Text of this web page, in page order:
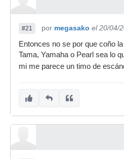
#21 por megasako el 20/04/
Entonces no se por que coño
Tama, Yamaha o Pearl sea lo
mi me parece un timo de